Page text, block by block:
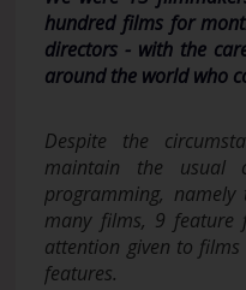
hundred films for
directors - with the
around the world who
Despite the
maintain the usual
programming,
many films, 9 feature
attention given to
features.